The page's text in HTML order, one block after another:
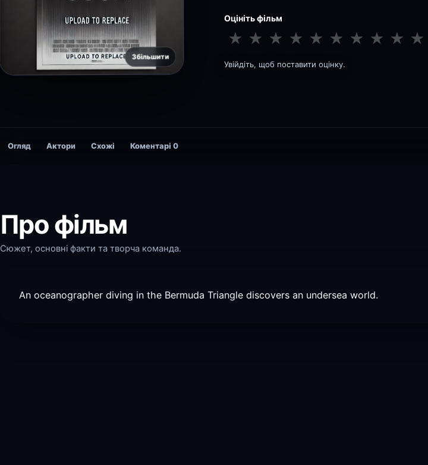
Збільшити
Оцініть фільм
★ ★ ★ ★ ★ ★ ★ ★ ★ ★
Увійдіть, щоб поставити оцінку.
Огляд Актори Схожі Коментарі 0
Про фільм
Сюжет, основні факти та творча команда.
An oceanographer diving in the Bermuda Triangle discovers an undersea world.